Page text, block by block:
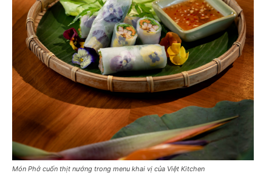
Món Phở cuốn thịt nướng trong menu khai vị của Việt Kitchen